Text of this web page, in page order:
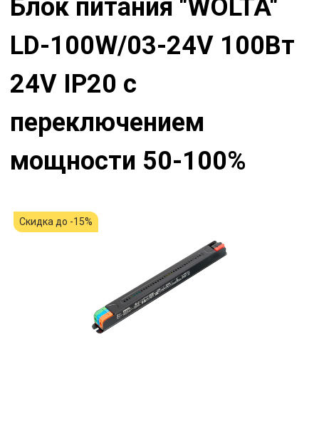
Блок питания "WOLTA"
LD-100W/03-24V 100Вт
24V IP20 с
переключением
мощности 50-100%
Скидка до -15%